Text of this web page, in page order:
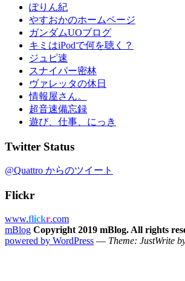
ぽりん紀
やすおかのホームページ
ガンダムUOブログ
キミはiPodで何を聴く？
ジュピ速
スナイパー密林
ヴァレッタの休日
情報屋さん。
超音速備忘録
遊び、仕事、にっき
Twitter Status
@Quattro からのツイート
Flickr
www.flickr.com
mBlog Copyright 2019 mBlog. All rights
powered by WordPress — Theme: JustWrite